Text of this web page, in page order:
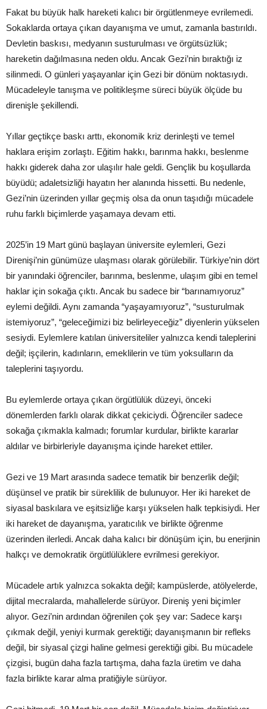
Fakat bu büyük halk hareketi kalıcı bir örgütlenmeye evrilemedi.
Sokaklarda ortaya çıkan dayanışma ve umut, zamanla bastırıldı.
Devletin baskısı, medyanın susturulması ve örgütsüzlük;
hareketin dağılmasına neden oldu. Ancak Gezi’nin bıraktığı iz
silinmedi. O günleri yaşayanlar için Gezi bir dönüm noktasıydı.
Mücadeleyle tanışma ve politikleşme süreci büyük ölçüde bu
direnişle şekillendi.
Yıllar geçtikçe baskı arttı, ekonomik kriz derinleşti ve temel
haklara erişim zorlaştı. Eğitim hakkı, barınma hakkı, beslenme
hakkı giderek daha zor ulaşılır hale geldi. Gençlik bu koşullarda
büyüdü; adaletsizliği hayatın her alanında hissetti. Bu nedenle,
Gezi’nin üzerinden yıllar geçmiş olsa da onun taşıdığı mücadele
ruhu farklı biçimlerde yaşamaya devam etti.
2025’in 19 Mart günü başlayan üniversite eylemleri, Gezi
Direnişi’nin günümüze ulaşması olarak görülebilir. Türkiye’nin dört
bir yanındaki öğrenciler, barınma, beslenme, ulaşım gibi en temel
haklar için sokağa çıktı. Ancak bu sadece bir “barınamıyoruz”
eylemi değildi. Aynı zamanda “yaşayamıyoruz”, “susturulmak
istemiyoruz”, “geleceğimizi biz belirleyeceğiz” diyenlerin yükselen
sesiydi. Eylemlere katılan üniversiteliler yalnızca kendi taleplerini
değil; işçilerin, kadınların, emeklilerin ve tüm yoksulların da
taleplerini taşıyordu.
Bu eylemlerde ortaya çıkan örgütlülük düzeyi, önceki
dönemlerden farklı olarak dikkat çekiciydi. Öğrenciler sadece
sokağa çıkmakla kalmadı; forumlar kurdular, birlikte kararlar
aldılar ve birbirleriyle dayanışma içinde hareket ettiler.
Gezi ve 19 Mart arasında sadece tematik bir benzerlik değil;
düşünsel ve pratik bir süreklilik de bulunuyor. Her iki hareket de
siyasal baskılara ve eşitsizliğe karşı yükselen halk tepkisiydi. Her
iki hareket de dayanışma, yaratıcılık ve birlikte öğrenme
üzerinden ilerledi. Ancak daha kalıcı bir dönüşüm için, bu enerjinin
halkçı ve demokratik örgütlülüklere evrilmesi gerekiyor.
Mücadele artık yalnızca sokakta değil; kampüslerde, atölyelerde,
dijital mecralarda, mahallelerde sürüyor. Direniş yeni biçimler
alıyor. Gezi’nin ardından öğrenilen çok şey var: Sadece karşı
çıkmak değil, yeniyi kurmak gerektiği; dayanışmanın bir refleks
değil, bir siyasal çizgi haline gelmesi gerektiği gibi. Bu mücadele
çizgisi, bugün daha fazla tartışma, daha fazla üretim ve daha
fazla birlikte karar alma pratiğiyle sürüyor.